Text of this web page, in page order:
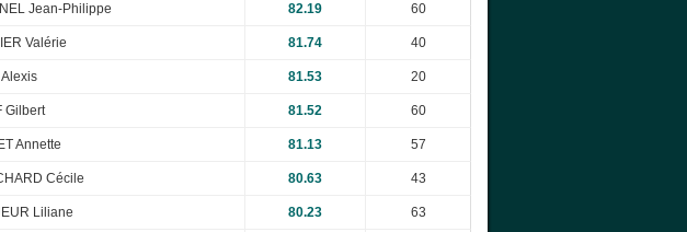
Jean-Philippe 82.19 60
Valérie 81.74 40
Alexis 81.53 20
Gilbert 81.52 60
Annette 81.13 57
Cécile 80.63 43
Liliane 80.23 63